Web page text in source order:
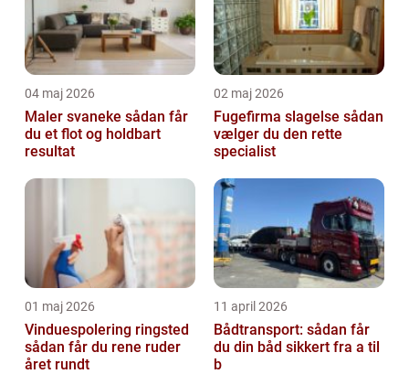
04 maj 2026
Maler svaneke sådan får
du et flot og holdbart
resultat
02 maj 2026
Fugefirma slagelse sådan
vælger du den rette
specialist
01 maj 2026
Vinduespolering ringsted
sådan får du rene ruder
året rundt
11 april 2026
Bådtransport: sådan får
du din båd sikkert fra a til
b